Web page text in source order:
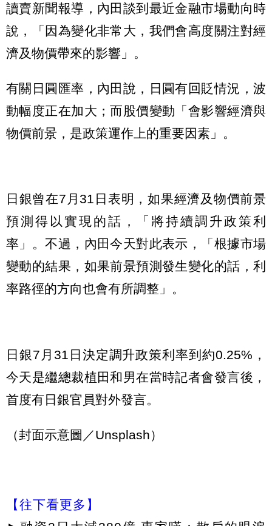
讀賣新聞報導，內田談到最近金融市場動向時
說，「因為變化非常大，我們會高度關注對經
濟及物價帶來的影響」。
有關日圓匯率，內田說，日圓有回貶情況，波
動幅度正在加大；而股價變動「會影響經濟與
物價前景，是政策運作上的重要因素」。
日銀曾在7月31日表明，如果經濟及物價前景
預測得以實現的話，「將持續調升政策利
率」。不過，內田今天對此表示，「根據市場
變動的結果，如果前景預測發生變化的話，利
率路徑的方向也會有所調整」。
日銀7月31日決定調升政策利率到約0.25%，
今天是繼總裁植田和男在當時記者會發言後，
首度有日銀官員對外發言。
（封面示意圖／Unsplash）
【往下看更多】